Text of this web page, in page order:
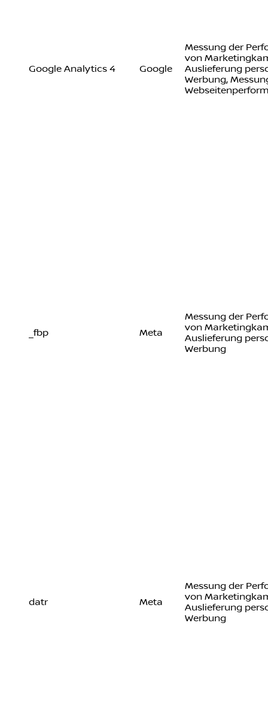
Google Analytics 4 Google
Messung der
von
Auslieferung
Werbung,
_fbp Meta
Messung der
von
Auslieferung
Werbung
datr Meta
Messung der
von
Auslieferung
Werbung